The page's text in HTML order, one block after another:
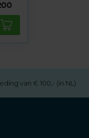
van € 100,- (in NL)